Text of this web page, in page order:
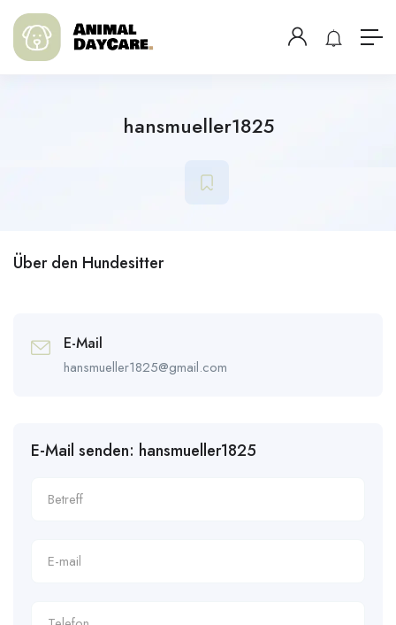
hansmueller1825
Über den Hundesitter
E-Mail
hansmueller1825@gmail.com
E-Mail senden: hansmueller1825